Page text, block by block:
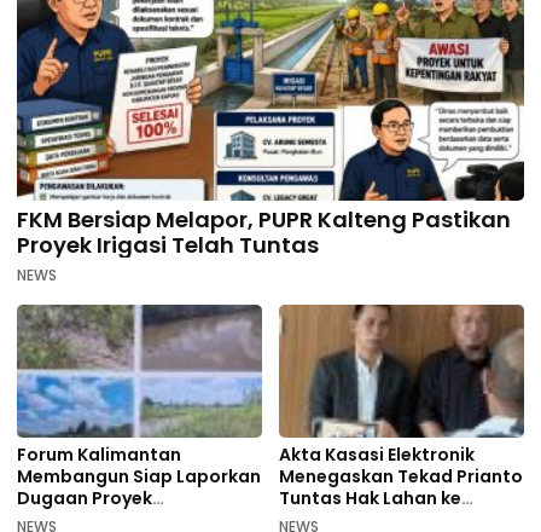
FKM Bersiap Melapor, PUPR Kalteng Pastikan
Proyek Irigasi Telah Tuntas
NEWS
Forum Kalimantan
Membangun Siap Laporkan
Dugaan Proyek
Bermasalah PUPR Kalteng
NEWS
Akta Kasasi Elektronik
Menegaskan Tekad Prianto
Tuntas Hak Lahan ke
Mahkamah Agung
NEWS